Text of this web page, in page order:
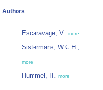
Authors
Escaravage, V., more
Sistermans, W.C.H.,
more
Hummel, H., more